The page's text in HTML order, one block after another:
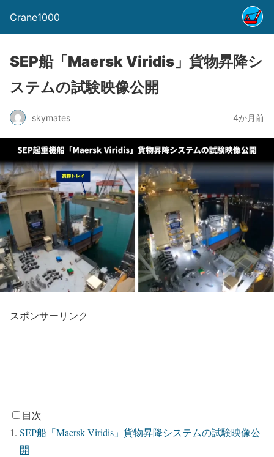
Crane1000
SEP船「Maersk Viridis」貨物昇降シ
ステムの試験映像公開
skymates 4か月前
スポンサーリンク
目次
SEP船「Maersk Viridis」貨物昇降システムの試験映像公
開